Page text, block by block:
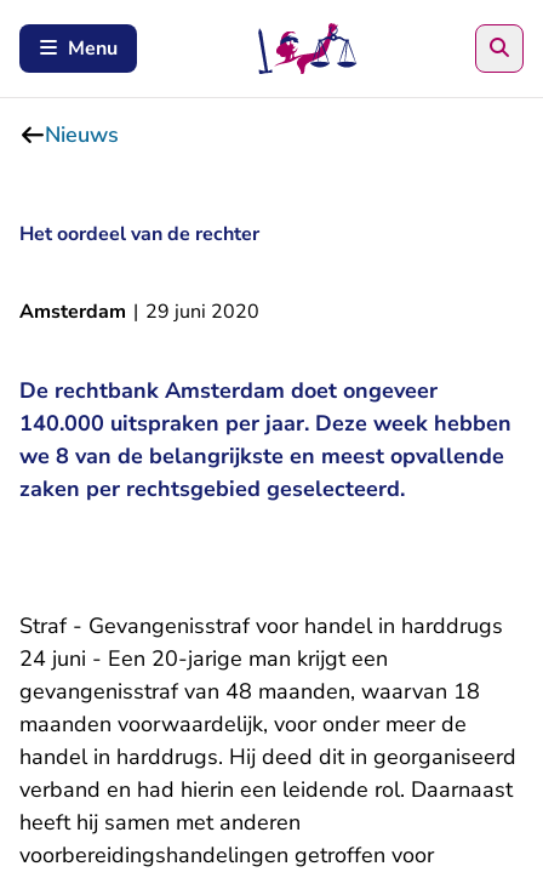
Menu
Nieuws
Het oordeel van de rechter
Amsterdam | 29 juni 2020
De rechtbank Amsterdam doet ongeveer
140.000 uitspraken per jaar. Deze week hebben
we 8 van de belangrijkste en meest opvallende
zaken per rechtsgebied geselecteerd.
Straf - Gevangenisstraf voor handel in harddrugs
24 juni - Een 20-jarige man krijgt een
gevangenisstraf van 48 maanden, waarvan 18
maanden voorwaardelijk, voor onder meer de
handel in harddrugs. Hij deed dit in georganiseerd
verband en had hierin een leidende rol. Daarnaast
heeft hij samen met anderen
voorbereidingshandelingen getroffen voor